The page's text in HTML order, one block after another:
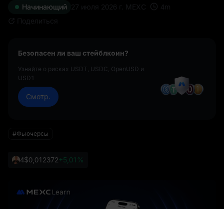
Начинающий
27 июля 2026 г. MEXC 4 m
Поделиться
Безопасен ли ваш стейблкоин?
Узнайте о рисках USDT, USDC, OpenUSD и
USD1
Смотр.
#Фьючерсы
4$0,012372+5,01%